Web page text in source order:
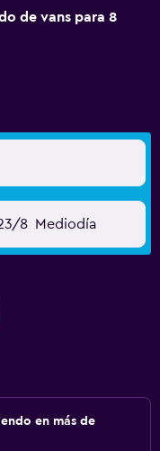
de vans para 8
8 Mediodía
en más de